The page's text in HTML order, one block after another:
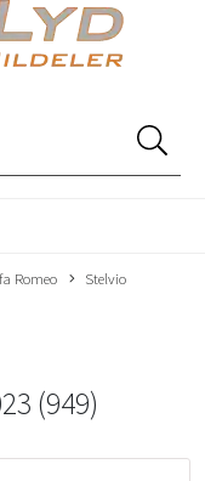
Romeo
Stelvio
(949)